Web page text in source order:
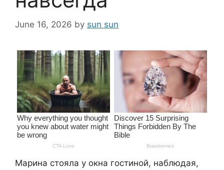
June 16, 2026 by sun sun
Марина стояла у окна гостиной, наблюдая,